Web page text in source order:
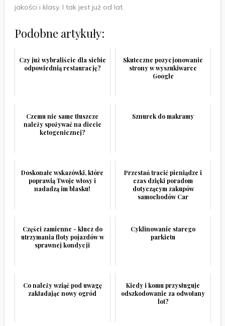
jakości i klasy. I tak jest już od lat.
Podobne artykuły:
Czy już wybraliście dla siebie
odpowiednią restaurację?
Skuteczne pozycjonowanie
strony w wyszukiwarce
Google
Czemu nie same tłuszcze
należy spożywać na diecie
ketogenicznej?
Sznurek do makramy
Doskonałe wskazówki, które
poprawią Twoje włosy i
nadadzą im blasku!
Przestań tracić pieniądze i
czas dzięki poradom
dotyczącym zakupów
samochodów Car
Części zamienne - klucz do
utrzymania floty pojazdów w
sprawnej kondycji
Cyklinowanie starego
parkietu
Co należy wziąć pod uwagę
zakładając nowy ogród
Kiedy i komu przysługuje
odszkodowanie za odwołany
lot?